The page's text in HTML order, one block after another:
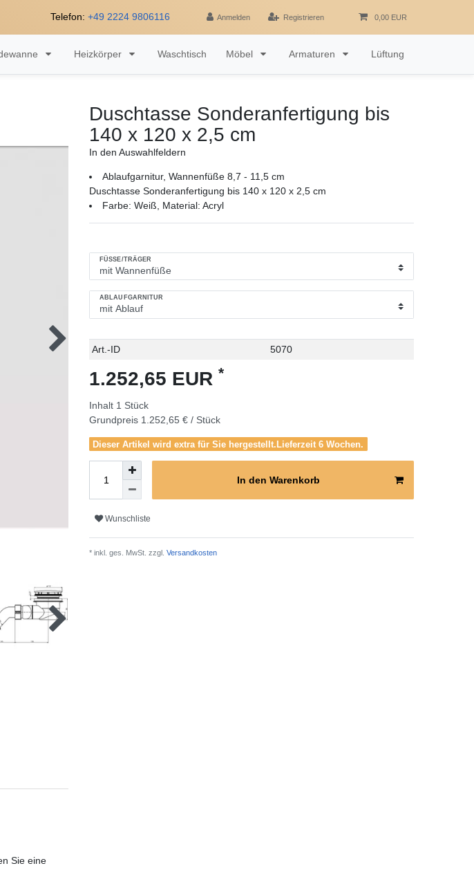
Telefon: +49 2224 9806116 Anmelden Registrieren 0,00 EUR
Heizkörper Waschtisch Möbel Armaturen Lüftung
Duschtasse Sonderanfertigung bis
140 x 120 x 2,5 cm
In den Auswahlfeldern
Ablaufgarnitur, Wannenfüße 8,7 - 11,5 cm
Duschtasse Sonderanfertigung bis 140 x 120 x 2,5 cm
Farbe: Weiß, Material: Acryl
FÜSSE/TRÄGER
ABLAUFGARNITUR
Technisches
Wert
Art.-ID 5070
1.252,65 EUR *
Inhalt 1 Stück
Grundpreis 1.252,65 € / Stück
Dieser Artikel wird extra für Sie hergestellt.Lieferzeit 6 Wochen.
In den Warenkorb
Wunschliste
* inkl. ges. MwSt. zzgl. Versandkosten
Sie eine